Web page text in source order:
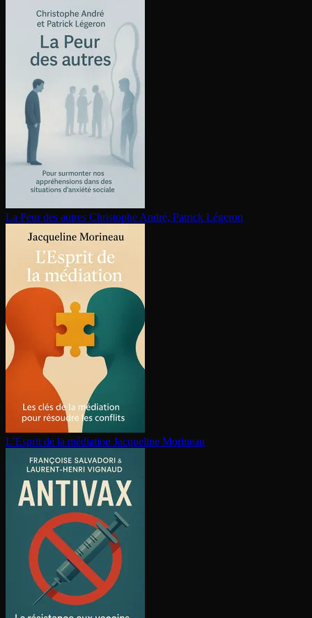
La Peur des autres Christophe André, Patrick Légeron
L’Esprit de la médiation Jacqueline Morineau